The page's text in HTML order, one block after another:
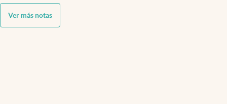
Ver más notas